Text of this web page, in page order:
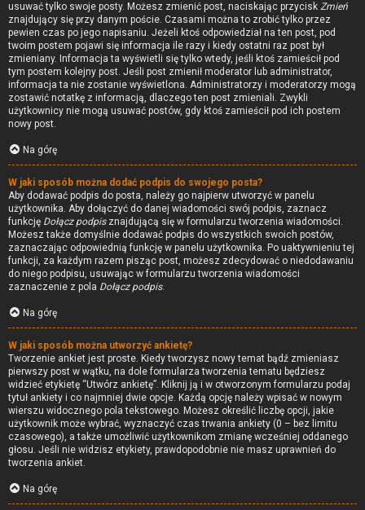
usuwać tylko swoje posty. Możesz zmienić post, naciskając przycisk Zmień
znajdujący się przy danym poście. Czasami można to zrobić tylko przez
pewien czas po jego napisaniu. Jeżeli ktoś odpowiedział na ten post, pod
twoim postem pojawi się informacja ile razy i kiedy ostatni raz post był
zmieniany. Informacja ta wyświetli się tylko wtedy, jeśli ktoś zamieścił pod
tym postem kolejny post. Jeśli post zmienił moderator lub administrator,
informacja ta nie zostanie wyświetlona. Administratorzy i moderatorzy mogą
zostawić notatkę z informacją, dlaczego ten post zmieniali. Zwykli
użytkownicy nie mogą usuwać postów, gdy ktoś zamieścił pod ich postem
nowy post.
Na górę
W jaki sposób można dodać podpis do swojego posta?
Aby dodawać podpis do posta, należy go najpierw utworzyć w panelu
użytkownika. Aby dołączyć do danej wiadomości swój podpis, zaznacz
funkcję Dołącz podpisznajdującą się w formularzu tworzenia wiadomości.
Możesz także domyślnie dodawać podpis do wszystkich swoich postów,
zaznaczając odpowiednią funkcję w panelu użytkownika. Po uaktywnieniu tej
funkcji, za każdym razem pisząc post, możesz zdecydować o niedodawaniu
do niego podpisu, usuwając w formularzu tworzenia wiadomości
zaznaczenie z pola Dołącz podpis.
Na górę
W jaki sposób można utworzyć ankietę?
Tworzenie ankiet jest proste. Kiedy tworzysz nowy temat bądź zmieniasz
pierwszy post w wątku, na dole formularza tworzenia tematu będziesz
widzieć etykietę “Utwórz ankietę”. Kliknij ją i w otworzonym formularzu podaj
tytuł ankiety i co najmniej dwie opcje. Każdą opcję należy wpisać w nowym
wierszu widocznego pola tekstowego. Możesz określić liczbę opcji, jakie
użytkownik może wybrać, wyznaczyć czas trwania ankiety (0 – bez limitu
czasowego), a także umożliwić użytkownikom zmianę wcześniej oddanego
głosu. Jeśli nie widzisz etykiety, prawdopodobnie nie masz uprawnień do
tworzenia ankiet.
Na górę